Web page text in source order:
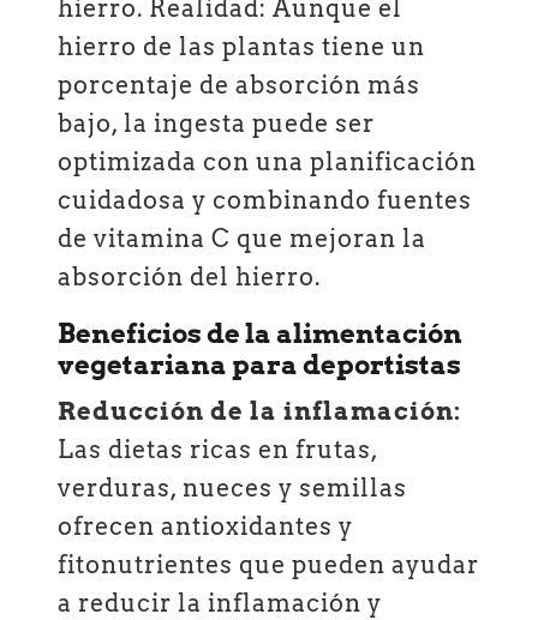
hierro. Realidad: Aunque el
hierro de las plantas tiene un
porcentaje de absorción más
bajo, la ingesta puede ser
optimizada con una planificación
cuidadosa y combinando fuentes
de vitamina C que mejoran la
absorción del hierro.
Beneficios de la alimentación
vegetariana para deportistas
Reducción de la inflamación:
Las dietas ricas en frutas,
verduras, nueces y semillas
ofrecen antioxidantes y
fitonutrientes que pueden ayudar
a reducir la inflamación y